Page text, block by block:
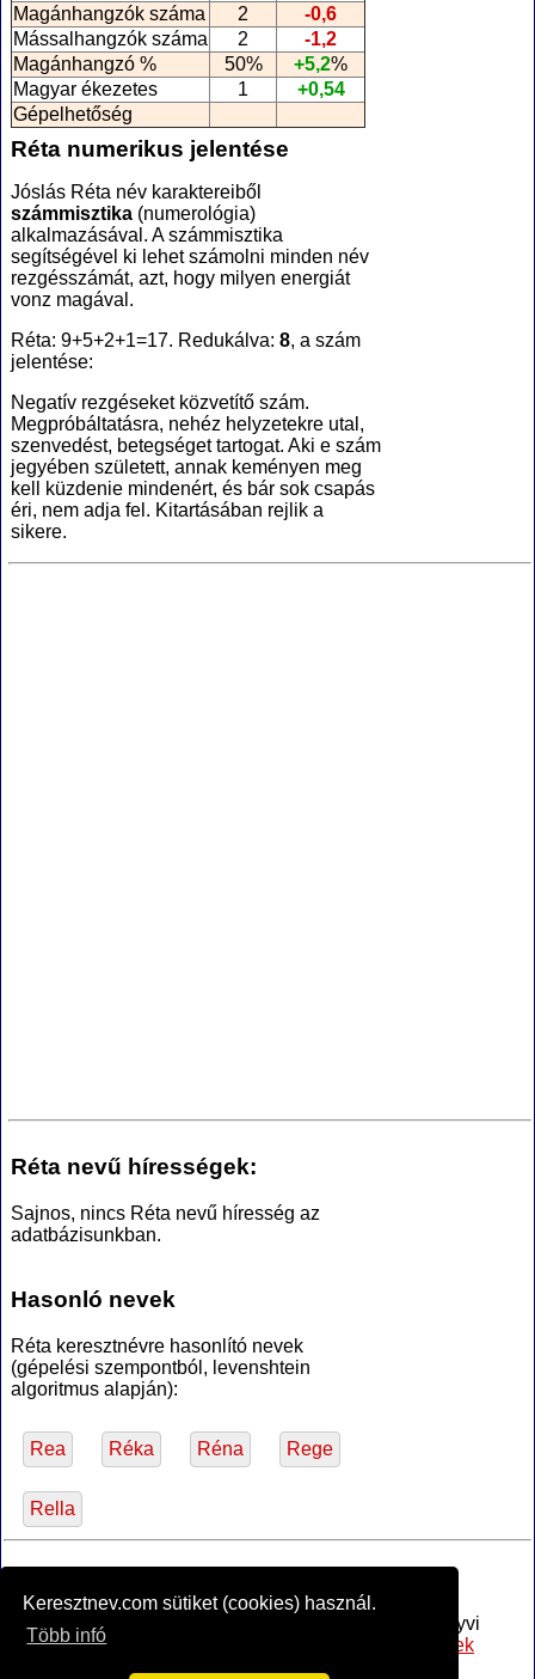
Keresztnev.com sütiket (cookies) használ.
Több infó
Magánhangzók száma
2
-0,6
Mássalhangzók száma
2
-1,2
Magánhangzó %
50% +5,2%
Magyar ékezetes
1
+0,54
Gépelhetőség
Réta numerikus jelentése
Jóslás Réta név karaktereiből
számmisztika (numerológia)
alkalmazásával. A számmisztika
segítségével ki lehet számolni minden név
rezgésszámát, azt, hogy milyen energiát
vonz magával.
Réta: 9+5+2+1=17. Redukálva: 8, a szám
jelentése:
Negatív rezgéseket közvetítő szám.
Megpróbáltatásra, nehéz helyzetekre utal,
szenvedést, betegséget tartogat. Aki e szám
jegyében született, annak keményen meg
kell küzdenie mindenért, és bár sok csapás
éri, nem adja fel. Kitartásában rejlik a
sikere.
Réta nevű hírességek:
Sajnos, nincs Réta nevű híresség az
adatbázisunkban.
Hasonló nevek
Réta keresztnévre hasonlító nevek
(gépelési szempontból, levenshtein
algoritmus alapján):
Rea Réka Réna Rege
Rella
Az MTA Nyelvtudományi Intézete által anyakönyvi
bejegyzésre alkalmasnak minősített
női utónevek